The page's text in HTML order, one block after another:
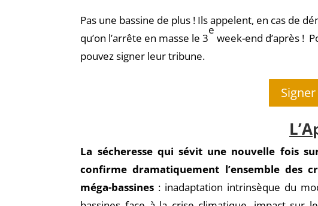
Pas une bassine de plus ! Ils appelent, en cas de
qu’on l’arrête en masse le 3
e
week-end d’après !
pouvez signer leur tribune.
La sécheresse qui sévit une nouvelle fois
confirme dramatiquement l’ensemble des
méga-bassines : inadaptation intrinsèque du